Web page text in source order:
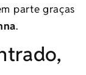
parte graças
.